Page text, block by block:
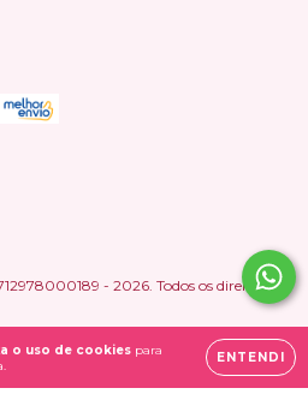
o uso de cookies para
ENTENDI
- 2026. Todos os direitos